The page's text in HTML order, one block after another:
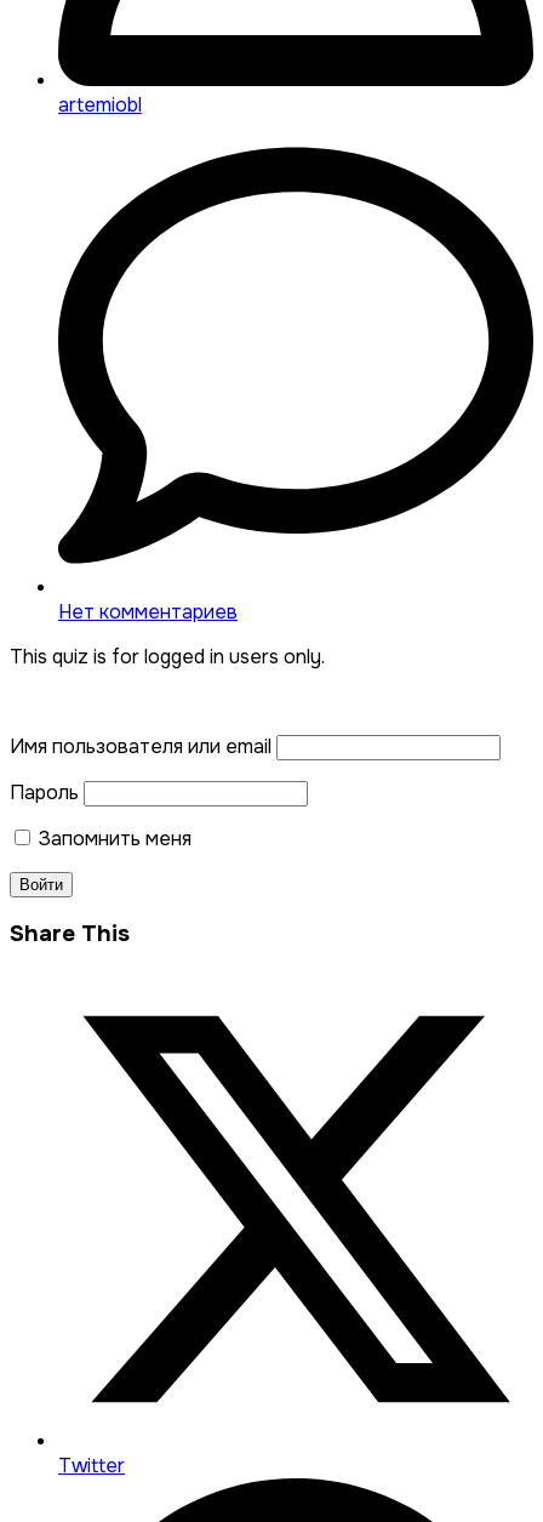
artemiobl
Нет комментариев
This quiz is for logged in users only.
Имя пользователя или email
Пароль
Запомнить меня
Share This
Twitter